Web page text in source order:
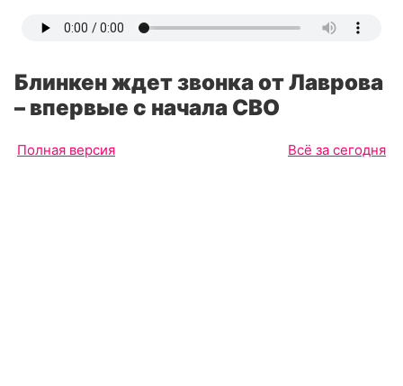
Блинкен ждет звонка от Лаврова
– впервые с начала СВО
Полная версия Всё за сегодня